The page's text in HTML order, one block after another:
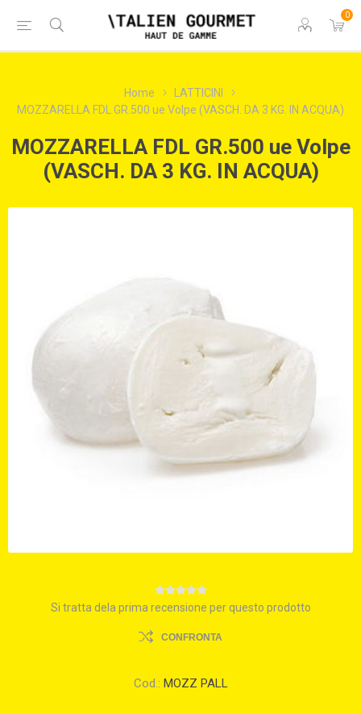
0
Home
LATTICINI
MOZZARELLA FDL GR.500 ue Volpe (VASCH. DA 3 KG. IN ACQUA)
MOZZARELLA FDL GR.500 ue Volpe
(VASCH. DA 3 KG. IN ACQUA)
Si tratta dela prima recensione per questo prodotto
CONFRONTA
Cod.: MOZZ PALL